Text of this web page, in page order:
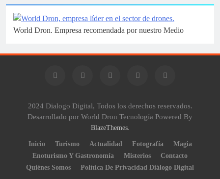
World Dron. Empresa recomendada por nuestro Medio
2024 Dialogo Digital, Todos los derechos reservados.
Desarrollado por World Dron Tecnología Powered By
BlazeThemes.
Inicio Turismo Actualidad Fotografía
Magia
Enoturismo Y Gastronomía
Misterios
Contacto
Quiénes Somos
Política De Privacidad Diálogo Digital